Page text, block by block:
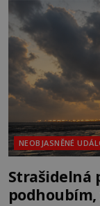
NEOBJASNĚNÉ
Strašidelná